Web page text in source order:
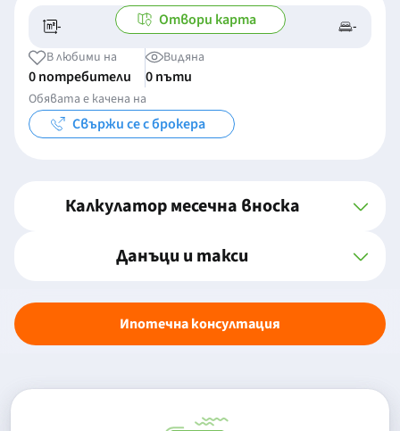
- -/- -
Отвори карта
В любими на
0 потребители
Видяна
0 пъти
Обявата е качена на
Свържи се с брокера
Калкулатор месечна вноска
Данъци и такси
Ипотечна консултация